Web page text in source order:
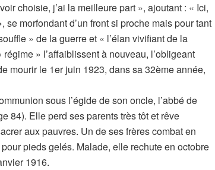
choisie, j’ai la meilleure part », ajoutant : « Ici,
morfondant d’un front si proche mais pour tant
» de la guerre et « l’élan vivifiant de la
» l’affaiblissent à nouveau, l’obligeant
mourir le 1er juin 1923, dans sa 32ème année,
sous l’égide de son oncle, l’abbé de
84). Elle perd ses parents très tôt et rêve
aux pauvres. Un de ses frères combat en
pieds gelés. Malade, elle rechute en octobre
1916.